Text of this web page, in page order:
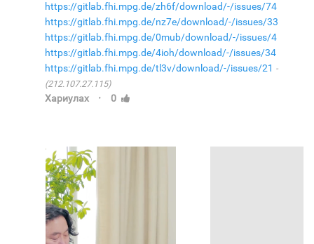
https://gitlab.fhi.mpg.de/zh6f/download/-/issues/74
https://gitlab.fhi.mpg.de/nz7e/download/-/issues/33
https://gitlab.fhi.mpg.de/0mub/download/-/issues/4
https://gitlab.fhi.mpg.de/4ioh/download/-/issues/34
https://gitlab.fhi.mpg.de/tl3v/download/-/issues/21
(212.107.27.115)
Хариулах · 0